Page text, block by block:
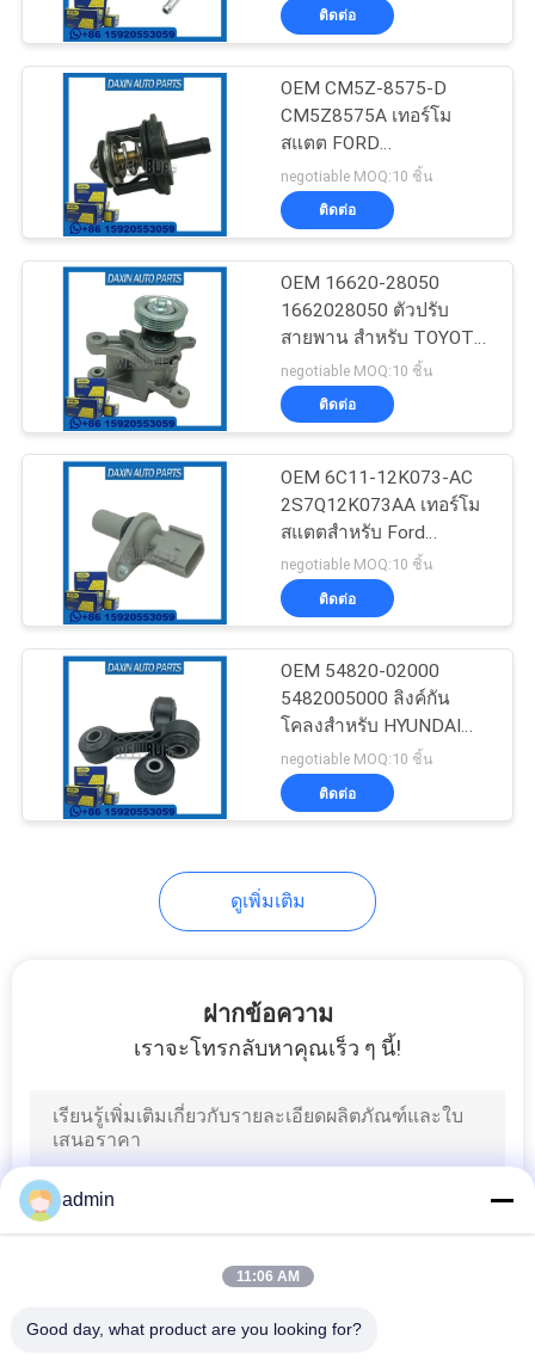
แผนผัง
เว็บไซต์
นโยบาย
ความ
เครื่องยนต์ติดตั้งใน
รถยนต์
การติดตั้ง ป๋อ การ
ระงับ
โช้คอัพบูต
ลูกปืนล้อ
เครื่องปรับความตึง
สายพานอัตโนมัติ
232
ติดต่อ
OEM CM5Z-8575-D
CM5Z8575A เทอร์โม
สแตต FORD
TRANSIT/MONDEO
negotiable MOQ:10 ชิ้น
ติดต่อ
OEM 16620-28050
1662028050 ตัวปรับ
สายพาน สำหรับ TOYOTA
ALPHARD/VELLFIRE(H2)2.4
negotiable MOQ:10 ชิ้น
ติดต่อ
OEM 6C11-12K073-AC
2S7Q12K073AA เทอร์โม
สแตตสําหรับ Ford
Ranger/TANZIT VAN
negotiable MOQ:10 ชิ้น
ติดต่อ
OEM 54820-02000
5482005000 ลิงค์กัน
โคลงสำหรับ HYUNDAI
ATOS(MX)1.0i
negotiable MOQ:10 ชิ้น
ติดต่อ
ดูเพิ่มเติม
ฝากข้อความ
เราจะโทรกลับหาคุณเร็ว ๆ นี้!
admin
11:06 AM
Good day, what product are you looking for?